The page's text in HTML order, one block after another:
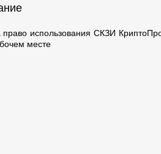
право использования СКЗИ
месте